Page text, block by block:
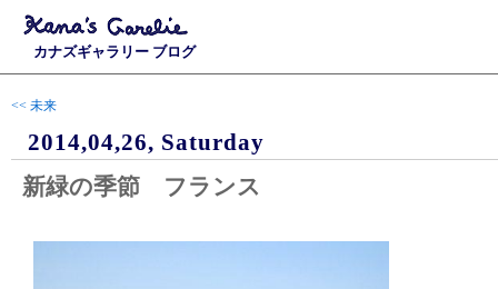
カナズギャラリー ブログ
<< 未来
2014,04,26, Saturday
新緑の季節 フランス